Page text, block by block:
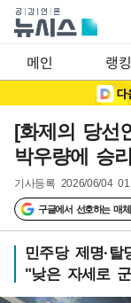
메인 랭킹
[화제의 당선
박우량에 승
기사등록 2026/06/04
구글에서 선호하는 매
민주당 제명·
"낮은 자세로